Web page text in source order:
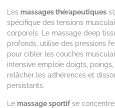
Les massages thérapeutiques
spécifique des tensions
corporels. Le massage deep
profonds, utilise des pressions
pour cibler les couches
intensive emploie doigts,
relâcher les adhérences et
persistants.
Le massage sportifse concentre